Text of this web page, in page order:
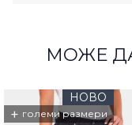
МОЖЕ
НОВО
+ големи размери